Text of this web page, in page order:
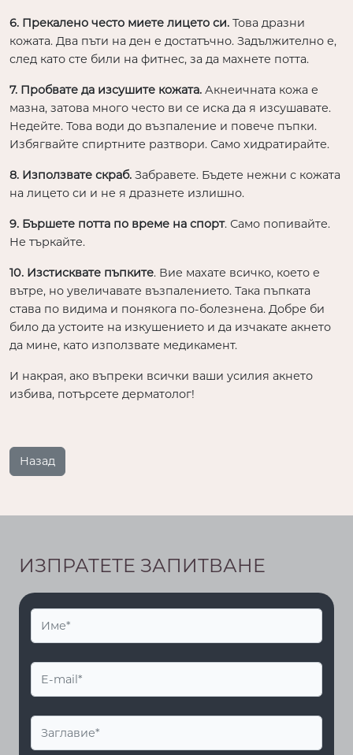
6. Прекалено често миете лицето си. Това дразни
кожата. Два пъти на ден е достатъчно. Задължително е,
след като сте били на фитнес, за да махнете потта.
7. Пробвате да изсушите кожата. Акнеичната кожа е
мазна, затова много често ви се иска да я изсушавате.
Недейте. Това води до възпаление и повече пъпки.
Избягвайте спиртните разтвори. Само хидратирайте.
8. Използвате скраб. Забравете. Бъдете нежни с кожата
на лицето си и не я дразнете излишно.
9. Бършете потта по време на спорт. Само попивайте.
Не търкайте.
10. Изстисквате пъпките. Вие махате всичко, което е
вътре, но увеличавате възпалението. Така пъпката
става по видима и понякога по-болезнена. Добре би
било да устоите на изкушението и да изчакате акнето
да мине, като използвате медикамент.
И накрая, ако въпреки всички ваши усилия акнето
избива, потърсете дерматолог!
Назад
ИЗПРАТЕТЕ ЗАПИТВАНЕ